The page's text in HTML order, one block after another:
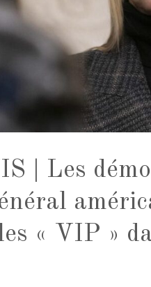
| Les
« VIP »